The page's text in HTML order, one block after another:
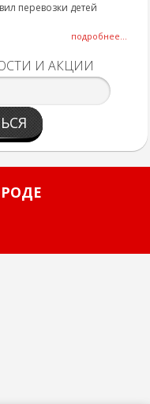
перевозки детей
подробнее...
И АКЦИИ